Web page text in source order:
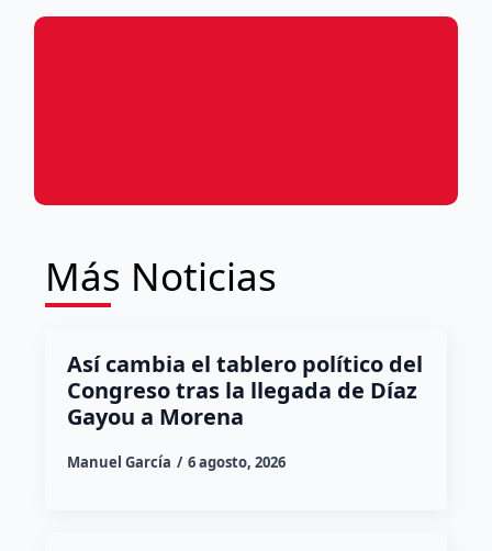
Más Noticias
Así cambia el tablero político del
Congreso tras la llegada de Díaz
Gayou a Morena
Manuel García 6 agosto, 2026